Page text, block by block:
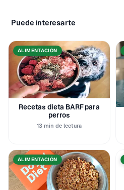
Puede interesarte
ALIMENTACIÓN
Recetas dieta BARF para
perros
13 min de lectura
ALIMENTACIÓN